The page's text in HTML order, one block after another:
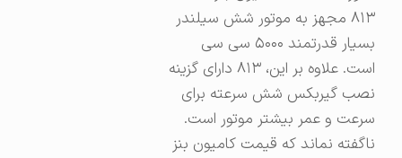
۸۱۳ مجهز به موتور شش سیلندر
بسیار قدرتمند ۵۰۰۰ سی سی
است. علاوه بر این، ۸۱۳ دارای گزینه
نصب گیربکس شش سرعته برای
سرعت و عمر بیشتر موتور است.
ناگفته نماند که قیمت کامیون بنز